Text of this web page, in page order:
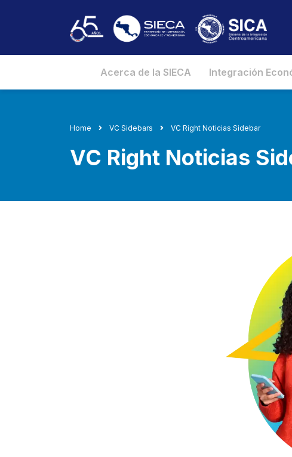
Acerca de la SIECA Integración
Home VC Sidebars VC Right Noticias Sidebar
VC Right Noticias